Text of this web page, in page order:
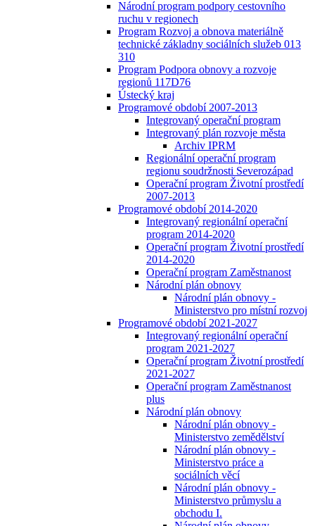
Národní program podpory cestovního
ruchu v regionech
Program Rozvoj a obnova materiálně
technické základny sociálních služeb 013
310
Program Podpora obnovy a rozvoje
regionů 117D76
Ústecký kraj
Programové období 2007-2013
Integrovaný operační program
Integrovaný plán rozvoje města
Archiv IPRM
Regionální operační program
regionu soudržnosti Severozápad
Operační program Životní prostředí
2007-2013
Programové období 2014-2020
Integrovaný regionální operační
program 2014-2020
Operační program Životní prostředí
2014-2020
Operační program Zaměstnanost
Národní plán obnovy
Národní plán obnovy -
Ministerstvo pro místní rozvoj
Programové období 2021-2027
Integrovaný regionální operační
program 2021-2027
Operační program Životní prostředí
2021-2027
Operační program Zaměstnanost
plus
Národní plán obnovy
Národní plán obnovy -
Ministerstvo zemědělství
Národní plán obnovy -
Ministerstvo práce a
sociálních věcí
Národní plán obnovy -
Ministerstvo průmyslu a
obchodu I.